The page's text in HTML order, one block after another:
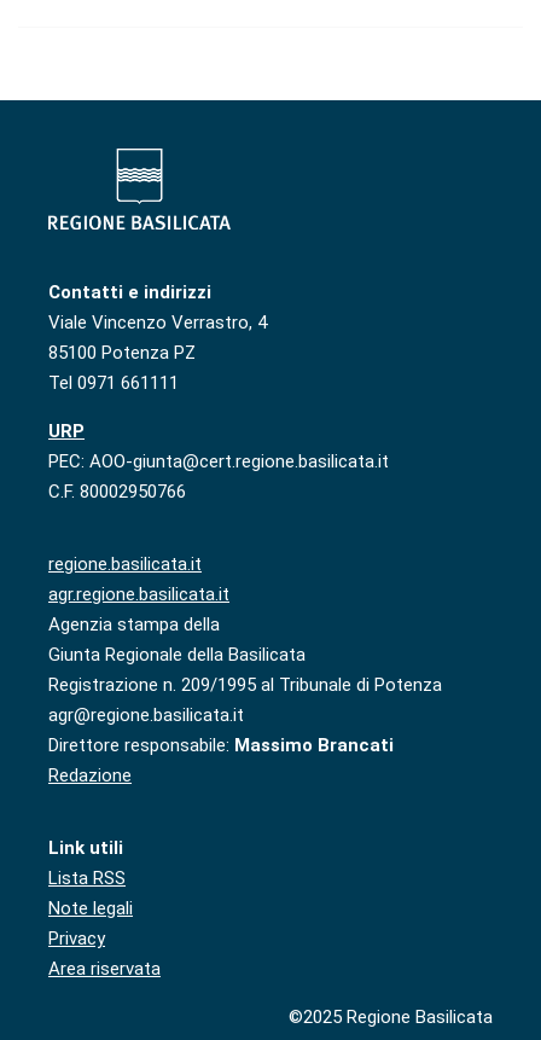
Contatti e indirizzi
Viale Vincenzo Verrastro, 4
85100 Potenza PZ
Tel 0971 661111
URP
PEC: AOO-giunta@cert.regione.basilicata.it
C.F. 80002950766
regione.basilicata.it
agr.regione.basilicata.it
Agenzia stampa della
Giunta Regionale della Basilicata
Registrazione n. 209/1995 al Tribunale di Potenza
agr@regione.basilicata.it
Direttore responsabile: Massimo Brancati
Redazione
Link utili
Lista RSS
Note legali
Privacy
Area riservata
©2025 Regione Basilicata